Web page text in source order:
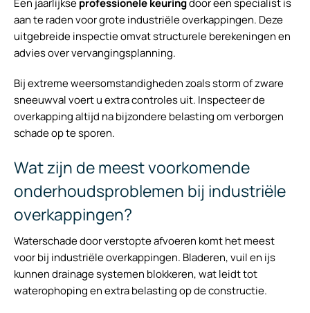
Een jaarlijkseprofessionele keuringdoor een specialist is
aan te raden voor grote industriële overkappingen. Deze
uitgebreide inspectie omvat structurele berekeningen en
advies over vervangingsplanning.
Bij extreme weersomstandigheden zoals storm of zware
sneeuwval voert u extra controles uit. Inspecteer de
overkapping altijd na bijzondere belasting om verborgen
schade op te sporen.
Wat zijn de meest voorkomende
onderhoudsproblemen bij industriële
overkappingen?
Waterschade door verstopte afvoeren komt het meest
voor bij industriële overkappingen. Bladeren, vuil en ijs
kunnen drainage systemen blokkeren, wat leidt tot
waterophoping en extra belasting op de constructie.